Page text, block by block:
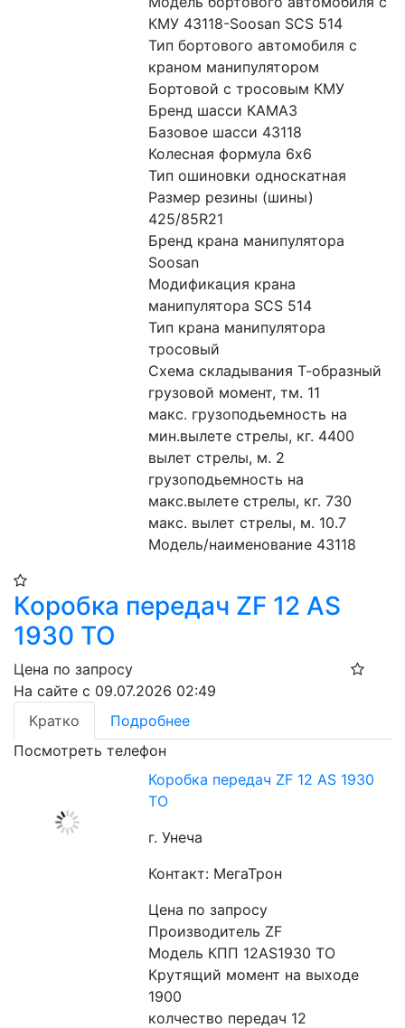
КМУ 43118-Soosan SCS 514
Тип бортового автомобиля с
краном манипулятором
Бортовой с тросовым КМУ
Бренд шасси КАМАЗ
Базовое шасси 43118
Колесная формула 6x6
Тип ошиновки односкатная
Размер резины (шины)
425/85R21
Бренд крана манипулятора
Soosan
Модификация крана
манипулятора SCS 514
Тип крана манипулятора
тросовый
Схема складывания Т-образный
грузовой момент, тм. 11
макс. грузоподьемность на
мин.вылете стрелы, кг. 4400
вылет стрелы, м. 2
грузоподьемность на
макс.вылете стрелы, кг. 730
макс. вылет стрелы, м. 10.7
Модель/наименование 43118
Коробка передач ZF 12 AS
1930 TO
Цена по запросу
На сайте с 09.07.2026 02:49
Кратко
Подробнее
Посмотреть телефон
Коробка передач ZF 12 AS 1930
TO
г. Унеча
Контакт: МегаТрон
Цена по запросу
Производитель ZF
Модель КПП 12AS1930 TO
Крутящий момент на выходе
1900
колчество передач 12